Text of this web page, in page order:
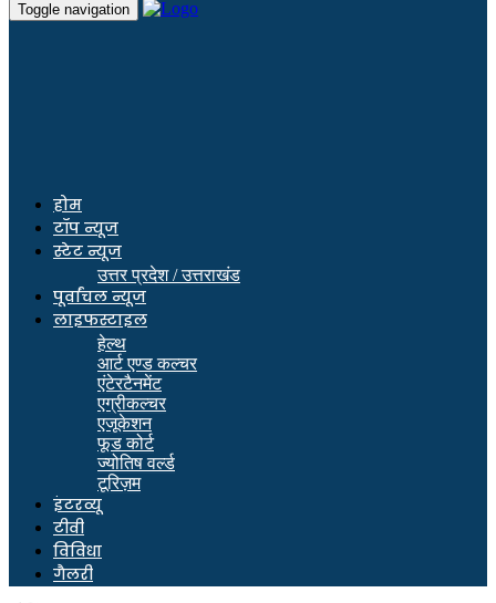
Toggle navigation
होम
टॉप न्यूज
स्टेट न्यूज
उत्तर प्रदेश / उत्तराखंड
पूर्वांचल न्यूज
लाइफस्टाइल
हेल्थ
आर्ट एण्ड कल्चर
एंटेरटैनमेंट
एग्रीकल्चर
एजूकेशन
फूड कोर्ट
ज्योतिष वर्ल्ड
टूरिज़म
इंटरव्यू
टीवी
विविधा
गैलरी